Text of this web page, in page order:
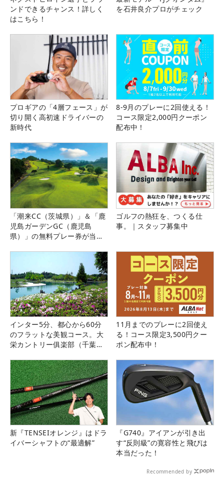
ンドできるチャンス！詳しく
はこちら！
を石井良介プロがチェック
プロギアの「4層フェース」が
切り開く高初速ドライバーの
新時代
8-9月のプレーに2回使える！
コース限定2,000円クーポン
配布中！
「潮来CC（茨城県）」＆「鹿
児島ガーデンGC（鹿児島
県）」の無料プレー券が当た
ゴルフの熱狂を、つくる仕
事。｜スタッフ募集中
インター5分、都心から60分
のフラットな美観コース。大
栄カントリー俱楽部（千葉
11月までのプレーに2回使え
る！コース限定3,500円クー
ポン配布中！
新『TENSEIオレンジ』はドラ
イバーシャフトの“最適解”
『G740』アイアンが引き出
す“反則級”の寛容性と飛びは
本当だった！
Recommended by